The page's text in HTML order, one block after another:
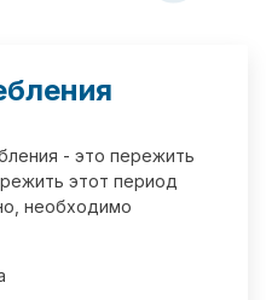
- это пережить
этот период
необходимо